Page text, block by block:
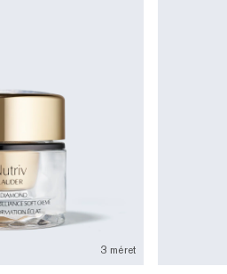
3 méret